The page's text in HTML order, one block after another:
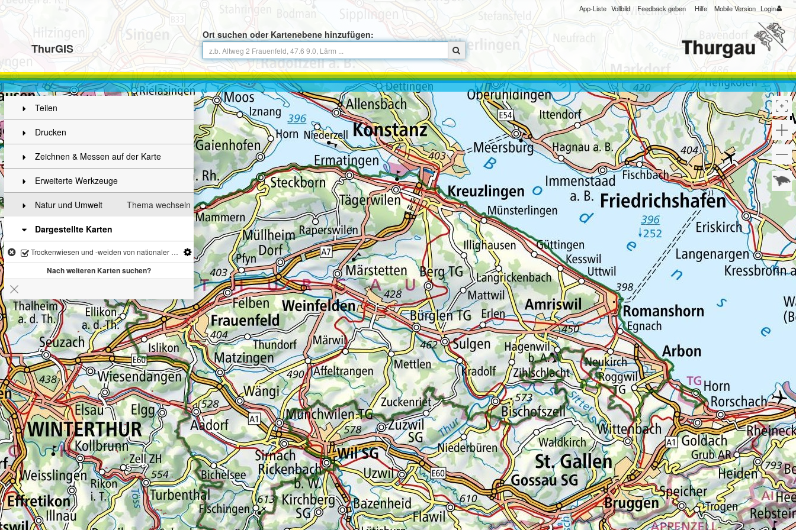
ThurGIS
Ort suchen oder Kartenebene hinzufügen:
App-Liste Vollbild Feedback geben Hilfe Mobile Version Login
Teilen
Drucken
Zeichnen & Messen auf der Karte
Erweiterte Werkzeuge
Thema wechseln
Natur und Umwelt
Dargestellte Karten
Trockenwiesen und -weiden von nationaler Bedeutung
Nach weiteren Karten suchen?